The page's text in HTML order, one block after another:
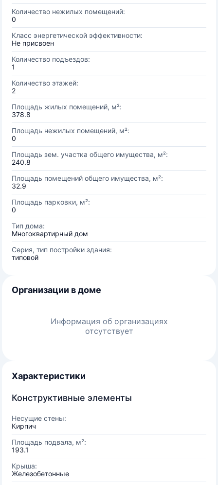
Количество нежилых помещений:
0
Класс энергетической эффективности:
Не присвоен
Количество подъездов:
1
Количество этажей:
2
Площадь жилых помещений, м²:
378.8
Площадь нежилых помещений, м²:
0
Площадь зем. участка общего имущества, м²:
240.8
Площадь помещений общего имущества, м²:
32.9
Площадь парковки, м²:
0
Тип дома:
Многоквартирный дом
Серия, тип постройки здания:
типовой
Организации в доме
Информация об организациях
отсутствует
Характеристики
Конструктивные элементы
Несущие стены:
Кирпич
Площадь подвала, м²:
193.1
Крыша:
Железобетонные